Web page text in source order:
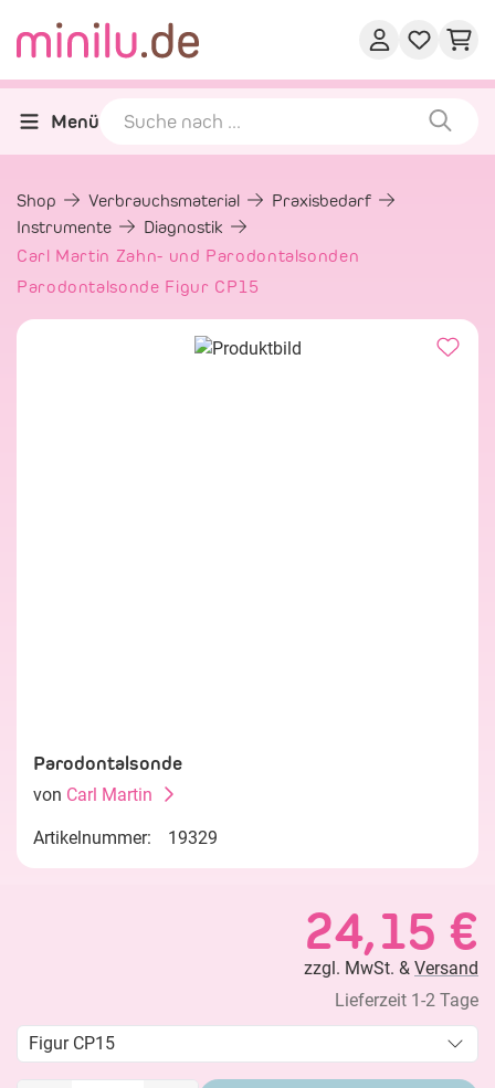
Menü
Shop Verbrauchsmaterial
Praxisbedarf
Instrumente
Diagnostik
Carl Martin Zahn- und Parodontalsonden
Parodontalsonde Figur CP15
Parodontalsonde
von Carl Martin
Artikelnummer: 19329
24,15 €
zzgl. MwSt. & Versand
Lieferzeit 1-2 Tage
Figur CP15